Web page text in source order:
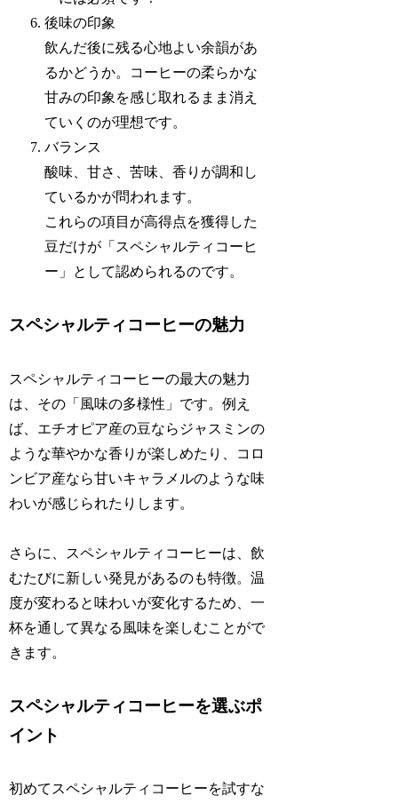
後味の印象
飲んだ後に残る心地よい余韻があ
るかどうか。コーヒーの柔らかな
甘みの印象を感じ取れるまま消え
ていくのが理想です。
バランス
酸味、甘さ、苦味、香りが調和し
ているかが問われます。
これらの項目が高得点を獲得した
豆だけが「スペシャルティコーヒ
ー」として認められるのです。
スペシャルティコーヒーの魅力
スペシャルティコーヒーの最大の魅力
は、その「風味の多様性」です。例え
ば、エチオピア産の豆ならジャスミンの
ような華やかな香りが楽しめたり、コロ
ンビア産なら甘いキャラメルのような味
わいが感じられたりします。
さらに、スペシャルティコーヒーは、飲
むたびに新しい発見があるのも特徴。温
度が変わると味わいが変化するため、一
杯を通して異なる風味を楽しむことがで
きます。
スペシャルティコーヒーを選ぶポ
イント
初めてスペシャルティコーヒーを試すな